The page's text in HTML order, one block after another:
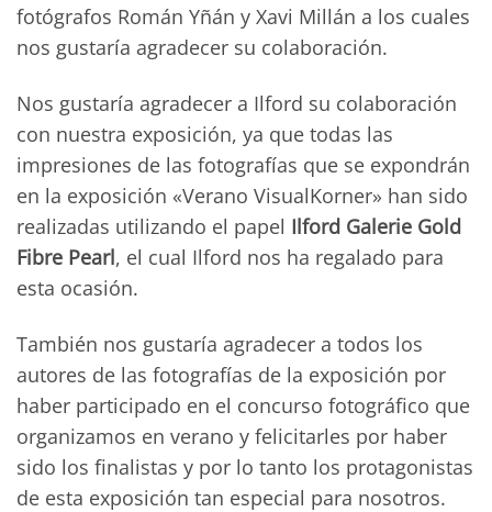
fotógrafos Román Yñán y Xavi Millán a los cuales
nos gustaría agradecer su colaboración.
Nos gustaría agradecer a Ilford su colaboración
con nuestra exposición, ya que todas las
impresiones de las fotografías que se expondrán
en la exposición «Verano VisualKorner» han sido
realizadas utilizando el papel Ilford Galerie Gold
Fibre Pearl, el cual Ilford nos ha regalado para
esta ocasión.
También nos gustaría agradecer a todos los
autores de las fotografías de la exposición por
haber participado en el concurso fotográfico que
organizamos en verano y felicitarles por haber
sido los finalistas y por lo tanto los protagonistas
de esta exposición tan especial para nosotros.